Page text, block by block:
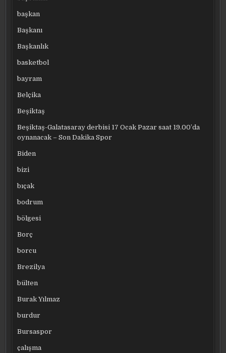
başkan
Başkanı
Başkanlık
basketbol
bayram
Belçika
Beşiktaş
Beşiktaş-Galatasaray derbisi 17 Ocak Pazar saat 19.00’da
oynanacak – Son Dakika Spor
Biden
bizi
bıçak
bodrum
bölgesi
Borç
borcu
Brezilya
bülten
Burak Yılmaz
burdur
Bursaspor
çalışma